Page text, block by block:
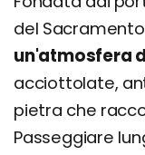
del Sacramento
un'atmosfera
acciottolate,
pietra che
Passeggiare